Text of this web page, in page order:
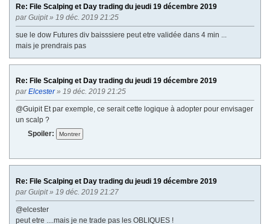
Re: File Scalping et Day trading du jeudi 19 décembre 2019
parGuipit» 19 déc. 2019 21:25
sue le dow Futures div baisssiere peut etre validée dans 4 min ...
mais je prendrais pas
Re: File Scalping et Day trading du jeudi 19 décembre 2019
parElcester» 19 déc. 2019 21:25
@Guipit Et par exemple, ce serait cette logique à adopter pour envisager
un scalp ?
Spoiler:
Re: File Scalping et Day trading du jeudi 19 décembre 2019
parGuipit» 19 déc. 2019 21:27
@elcester
peut etre ....mais je ne trade pas les OBLIQUES !